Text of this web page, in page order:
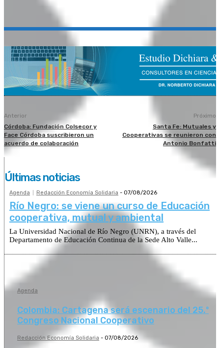
Anterior
Córdoba: Fundación Colsecor y
Face Córdoba suscribieron un
acuerdo de colaboración
Próximo
Santa Fe: Mutuales y
Cooperativas se reunieron con
Antonio Bonfatti
Últimas noticias
Agenda Redacción Economía Solidaria - 07/08/2026
Río Negro: se viene un curso de Educación
cooperativa, mutual y ambiental
La Universidad Nacional de Río Negro (UNRN), a través del
Departamento de Educación Continua de la Sede Alto Valle...
Agenda
Colombia: Cartagena será escenario del 25.º
Congreso Nacional Cooperativo
Redacción Economía Solidaria - 07/08/2026